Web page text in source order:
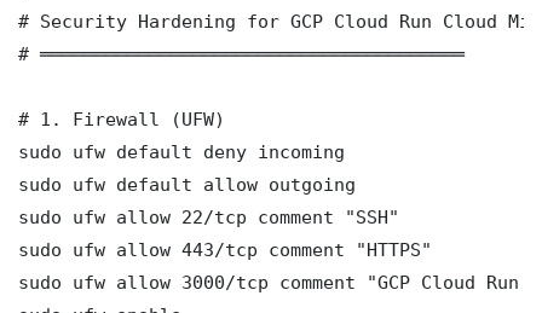
# Security Hardening for GCP Cloud Run Cloud
# ═══════════════════════════════════════
# 1. Firewall (UFW)
sudo ufw default deny incoming
sudo ufw default allow outgoing
sudo ufw allow 22/tcp comment "SSH"
sudo ufw allow 443/tcp comment "HTTPS"
sudo ufw allow 3000/tcp comment "GCP Cloud